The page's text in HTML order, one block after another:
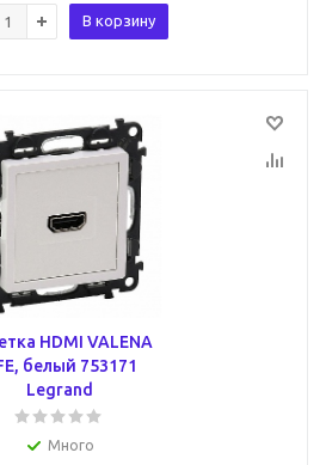
В корзину
HDMI VALENA
белый 753171
Legrand
Много